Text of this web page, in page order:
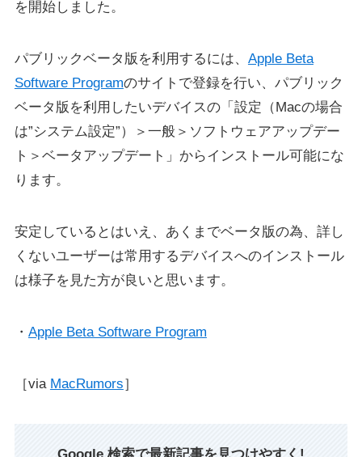
を開始しました。
パブリックベータ版を利用するには、 Apple Beta
Software Programのサイトで登録を行い、パブリック
ベータ版を利用したいデバイスの「設定（Macの場合
は”システム設定”）＞一般＞ソフトウェアアップデー
ト＞ベータアップデート」からインストール可能にな
ります。
安定しているとはいえ、あくまでベータ版の為、詳し
くないユーザーは常用するデバイスへのインストール
は様子を見た方が良いと思います。
・ Apple Beta Software Program
［via MacRumors］